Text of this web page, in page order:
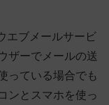
エブメールサービ
ザーでメールの送
っている場合でも
ンとスマホを使っ